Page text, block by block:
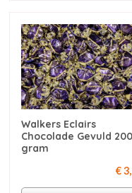
Walkers Eclairs
Chocolade Gevuld 200
gram
€